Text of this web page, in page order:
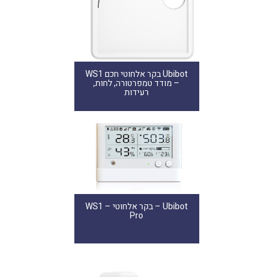
Ubibot בקר אלחוטי חכם WS1
– מודד טמפרטורה, לחות,
רעידות
Ubibot – בקר אלחוטי – WS1
Pro